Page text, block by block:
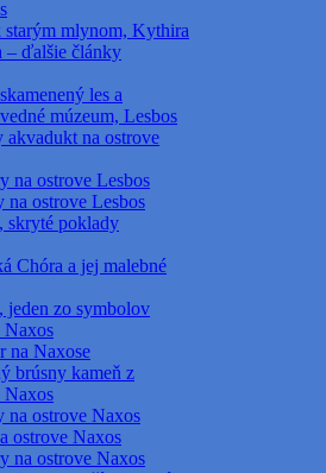
mlynom, Kythira
– ďalšie články
les a
múzeum, Lesbos
akvadukt na ostrove
na ostrove Lesbos
na ostrove Lesbos
skryté poklady
Chóra a jej malebné
jeden zo symbolov
Naxos
na Naxose
brúsny kameň z
Naxos
na ostrove Naxos
ostrove Naxos
na ostrove Naxos